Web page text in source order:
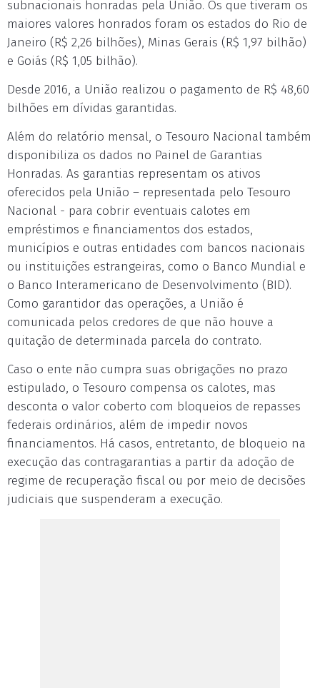
subnacionais honradas pela União. Os que tiveram os
maiores valores honrados foram os estados do Rio de
Janeiro (R$ 2,26 bilhões), Minas Gerais (R$ 1,97 bilhão)
e Goiás (R$ 1,05 bilhão).
Desde 2016, a União realizou o pagamento de R$ 48,60
bilhões em dívidas garantidas.
Além do relatório mensal, o Tesouro Nacional também
disponibiliza os dados no Painel de Garantias
Honradas. As garantias representam os ativos
oferecidos pela União – representada pelo Tesouro
Nacional - para cobrir eventuais calotes em
empréstimos e financiamentos dos estados,
municípios e outras entidades com bancos nacionais
ou instituições estrangeiras, como o Banco Mundial e
o Banco Interamericano de Desenvolvimento (BID).
Como garantidor das operações, a União é
comunicada pelos credores de que não houve a
quitação de determinada parcela do contrato.
Caso o ente não cumpra suas obrigações no prazo
estipulado, o Tesouro compensa os calotes, mas
desconta o valor coberto com bloqueios de repasses
federais ordinários, além de impedir novos
financiamentos. Há casos, entretanto, de bloqueio na
execução das contragarantias a partir da adoção de
regime de recuperação fiscal ou por meio de decisões
judiciais que suspenderam a execução.